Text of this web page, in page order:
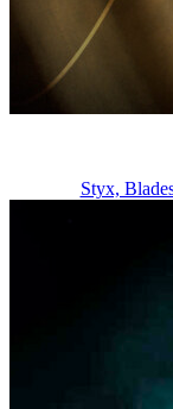
Styx,